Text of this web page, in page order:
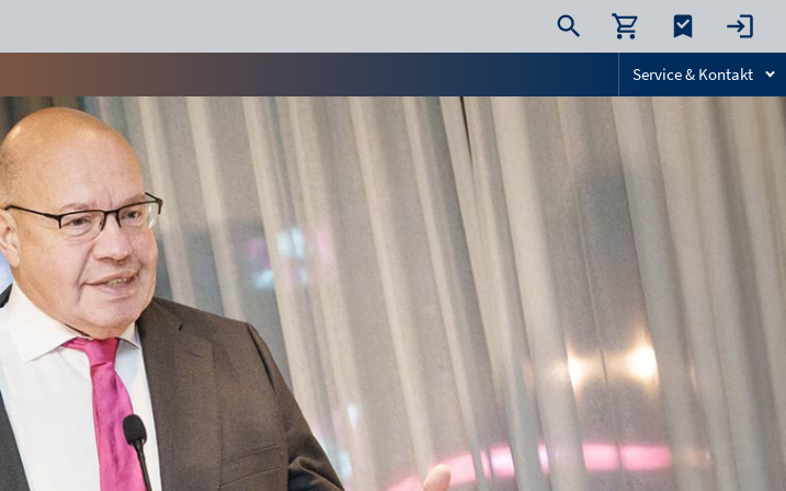
Service & Kontakt